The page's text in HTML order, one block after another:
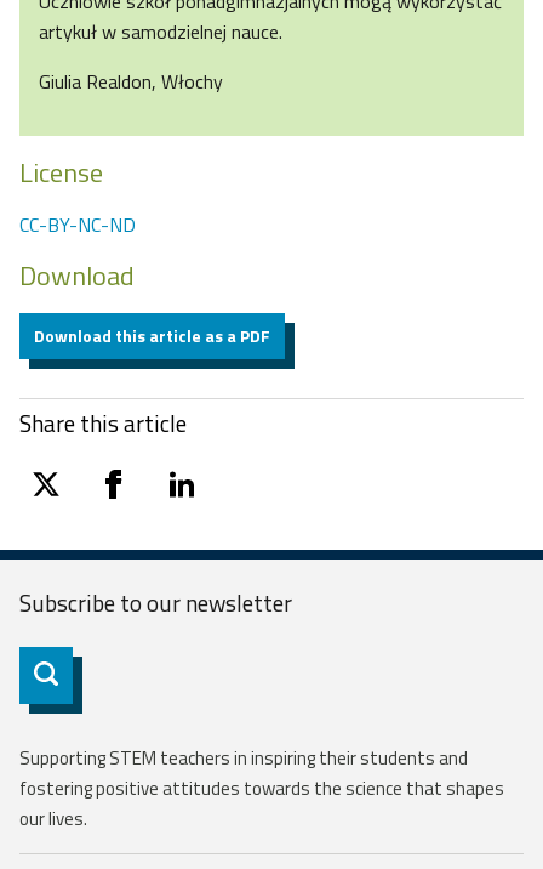
artykuł w samodzielnej nauce.
Giulia Realdon, Włochy
License
CC-BY-NC-ND
Download
Download this article as a PDF
Share this article
twitter facebooklinkedin
Subscribe to ournewsletter
Subscribe
Supporting STEM teachers in inspiring their students and
fostering positive attitudes towards the science that shapes
our lives.